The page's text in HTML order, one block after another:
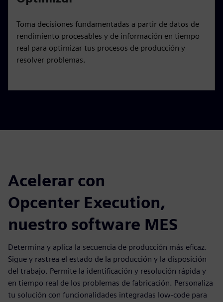
Toma decisiones fundamentadas a partir de datos de
rendimiento procesables y de información en tiempo
real para optimizar tus procesos de producción y
resolver problemas.
Acelerar con
Opcenter Execution,
nuestro software MES
Determina y aplica la secuencia de producción más eficaz.
Sigue y rastrea el estado de la producción y la disposición
del trabajo. Permite la identificación y resolución rápida y
en tiempo real de los problemas de fabricación. Personaliza
tu solución con funcionalidades integradas low-code para